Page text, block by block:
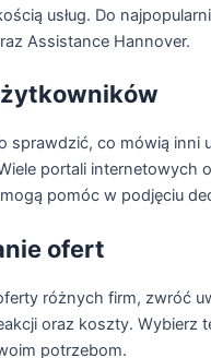
usług. Do
Assistance Hannover.
sprawdzić, co mówią inni
portali internetowych
pomóc w podjęciu
ofert
różnych firm, zwróć
oraz koszty. Wybierz
potrzebom.